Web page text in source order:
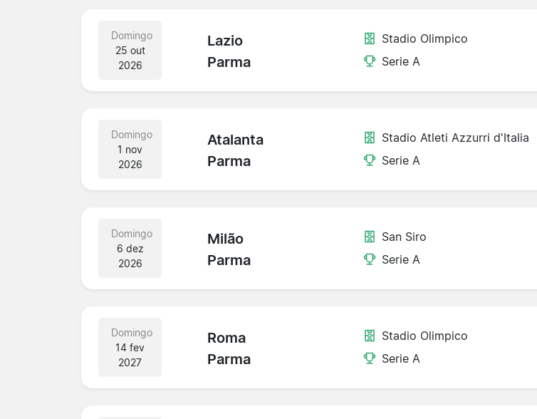
Domingo
25 out
2026
Lazio
Parma
Stadio Olimpico
Serie A
Domingo
1 nov
2026
Atalanta
Parma
Stadio Atleti Azzurri d'Italia
Serie A
Domingo
6 dez
2026
Milão
Parma
San Siro
Serie A
Domingo
14 fev
2027
Roma
Parma
Stadio Olimpico
Serie A